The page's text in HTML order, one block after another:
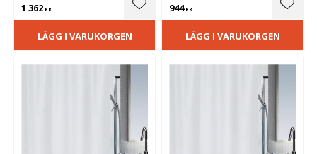
1 362 KR Lägg till i favoriter
LÄGG I VARUKORGEN
944KR
LÄGG I VARUKORGEN